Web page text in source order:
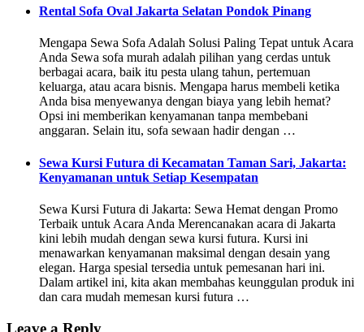
Rental Sofa Oval Jakarta Selatan Pondok Pinang
Mengapa Sewa Sofa Adalah Solusi Paling Tepat untuk Acara
Anda Sewa sofa murah adalah pilihan yang cerdas untuk
berbagai acara, baik itu pesta ulang tahun, pertemuan
keluarga, atau acara bisnis. Mengapa harus membeli ketika
Anda bisa menyewanya dengan biaya yang lebih hemat?
Opsi ini memberikan kenyamanan tanpa membebani
anggaran. Selain itu, sofa sewaan hadir dengan …
Sewa Kursi Futura di Kecamatan Taman Sari, Jakarta:
Kenyamanan untuk Setiap Kesempatan
Sewa Kursi Futura di Jakarta: Sewa Hemat dengan Promo
Terbaik untuk Acara Anda Merencanakan acara di Jakarta
kini lebih mudah dengan sewa kursi futura. Kursi ini
menawarkan kenyamanan maksimal dengan desain yang
elegan. Harga spesial tersedia untuk pemesanan hari ini.
Dalam artikel ini, kita akan membahas keunggulan produk ini
dan cara mudah memesan kursi futura …
Leave a Reply